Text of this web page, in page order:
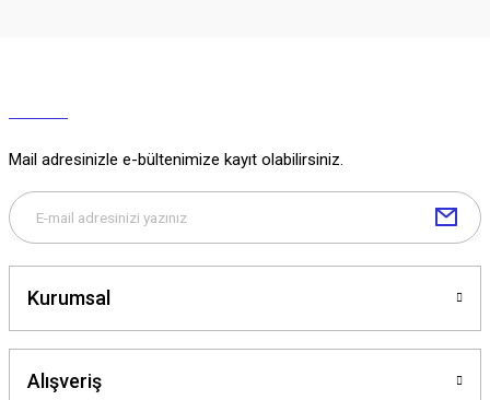
Mail adresinizle e-bültenimize kayıt olabilirsiniz.
Kurumsal
Alışveriş